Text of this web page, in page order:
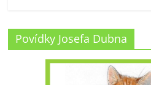
Povídky Josefa Dubna